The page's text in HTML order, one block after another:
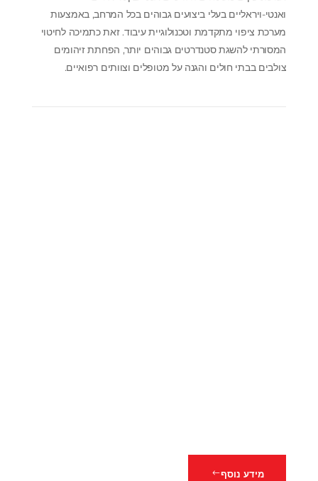
ואנטי-ויראליים בעלי ביצועים גבוהים בכל המרחב, באמצעות
מערכת ציפוי מתקדמת וטכנולוגיית עיבוד. זאת כתמיכה לחיטוי
המסורתי להשגת סטנדרטים גבוהים יותר, הפחתת זיהומים
צולבים בבתי חולים והגנה על מטופלים וצוותים רפואיים.
מידע נוסף